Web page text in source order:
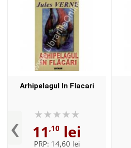
‹
Arhipelagul In Flacari
11 ,10 lei
PRP: 14,60 lei